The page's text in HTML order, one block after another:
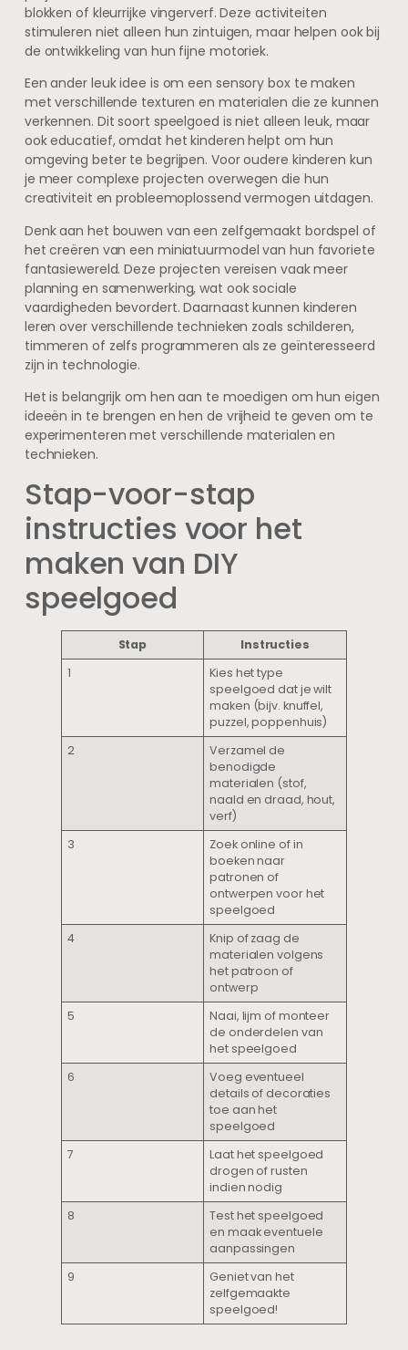
blokken of kleurrijke vingerverf. Deze activiteiten
stimuleren niet alleen hun zintuigen, maar helpen ook bij
de ontwikkeling van hun fijne motoriek.
Een ander leuk idee is om een sensory box te maken
met verschillende texturen en materialen die ze kunnen
verkennen. Dit soort speelgoed is niet alleen leuk, maar
ook educatief, omdat het kinderen helpt om hun
omgeving beter te begrijpen. Voor oudere kinderen kun
je meer complexe projecten overwegen die hun
creativiteit en probleemoplossend vermogen uitdagen.
Denk aan het bouwen van een zelfgemaakt bordspel of
het creëren van een miniatuurmodel van hun favoriete
fantasiewereld. Deze projecten vereisen vaak meer
planning en samenwerking, wat ook sociale
vaardigheden bevordert. Daarnaast kunnen kinderen
leren over verschillende technieken zoals schilderen,
timmeren of zelfs programmeren als ze geïnteresseerd
zijn in technologie.
Het is belangrijk om hen aan te moedigen om hun eigen
ideeën in te brengen en hen de vrijheid te geven om te
experimenteren met verschillende materialen en
technieken.
Stap-voor-stap
instructies voor het
maken van DIY
speelgoed
Stap
Instructies
1
Kies het type
speelgoed dat je wilt
maken (bijv. knuffel,
puzzel, poppenhuis)
2
Verzamel de
benodigde
materialen (stof,
naald en draad, hout,
verf)
3
Zoek online of in
boeken naar
patronen of
ontwerpen voor het
speelgoed
4
Knip of zaag de
materialen volgens
het patroon of
ontwerp
5
Naai, lijm of monteer
de onderdelen van
het speelgoed
6
Voeg eventueel
details of decoraties
toe aan het
speelgoed
7
Laat het speelgoed
drogen of rusten
indien nodig
8
Test het speelgoed
en maak eventuele
aanpassingen
9
Geniet van het
zelfgemaakte
speelgoed!